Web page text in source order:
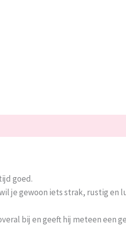
goed.
je gewoon iets strak, rustig en
bij en geeft hij meteen een